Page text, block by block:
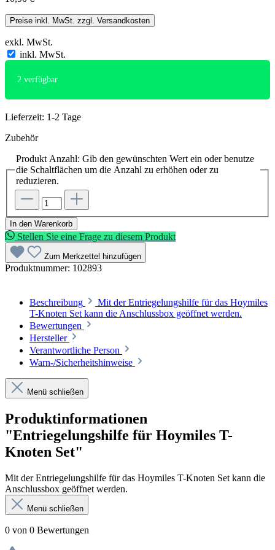
Preise inkl. MwSt. zzgl. Versandkosten
exkl. MwSt.
inkl. MwSt.
2 verfügbar
Lieferzeit: 1-2 Tage
Zubehör
Produkt Anzahl: Gib den gewünschten Wert ein oder benutze
die Schaltflächen um die Anzahl zu erhöhen oder zu
reduzieren.
In den Warenkorb
Stellen Sie eine Frage zu diesem Produkt
Zum Merkzettel hinzufügen
Produktnummer: 102893
Beschreibung
Mit der Entriegelungshilfe für das Hoymiles
T-Knoten Set kann die Anschlussbox geöffnet werden.
Bewertungen
Hersteller
Verantwortliche Person
Warn-/Sicherheitshinweise
Menü schließen
Produktinformationen
"Entriegelungshilfe für Hoymiles T-
Knoten Set"
Mit der Entriegelungshilfe für das Hoymiles T-Knoten Set kann die
Anschlussbox geöffnet werden.
Menü schließen
0 von 0 Bewertungen